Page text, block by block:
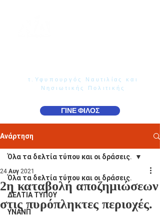
τ.Υφυπουργός Ναυτιλίας και
Νησιωτικής Πολιτικής
ΓΙΝΕ ΦΙΛΟΣ
Ανάρτηση
Όλα τα δελτία τύπου και οι δράσεις.
ΔΕΛΤΙΑ ΤΥΠΟΥ
ΥΝΑΝΠ
Όλα τα δελτία τύπου και οι δράσεις.
2η καταβολή αποζημιώσεων
στις πυρόπληκτες περιοχές.
24 Αυγ 2021